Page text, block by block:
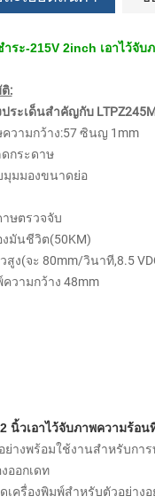
ระ-215V 2inch เอาไว้จับ
:
ระเด็นสำคัญกับ
ความกว้าง:57 ซินญ 1mm
กระดาษ
มุมมองขนาดย่อ
ษตรวจจับ
งมันชีวิต(50KM)
สูง(จะ 80mm/วินาที,8.5
วามกว้าง 48mm
2 นิ้วเอาไว้จับภาพความร้อน
ย่างพร้อมใช้งานสำหรับการ
ออกเดท
เครื่องพิมพ์สำหรับตัวอย่าง